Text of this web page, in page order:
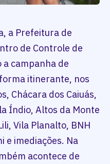
a Prefeitura de
de Controle de
a campanha de
itinerante, nos
Chácara dos Caiuás,
Índio, Altos da Monte
Vila Planalto, BNH
e imediações. Na
acontece de